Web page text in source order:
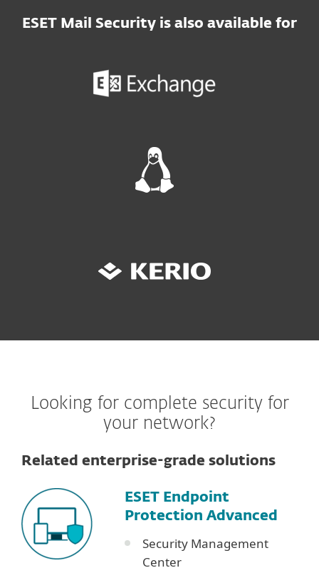
ESET Mail Security is also available for
Looking for complete security for
your network?
Related enterprise-grade solutions
ESET Endpoint
Protection Advanced
Security Management
Center